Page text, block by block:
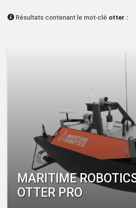
Résultats contenant le mot-clé otter :
MARITIME
OTTER PRO